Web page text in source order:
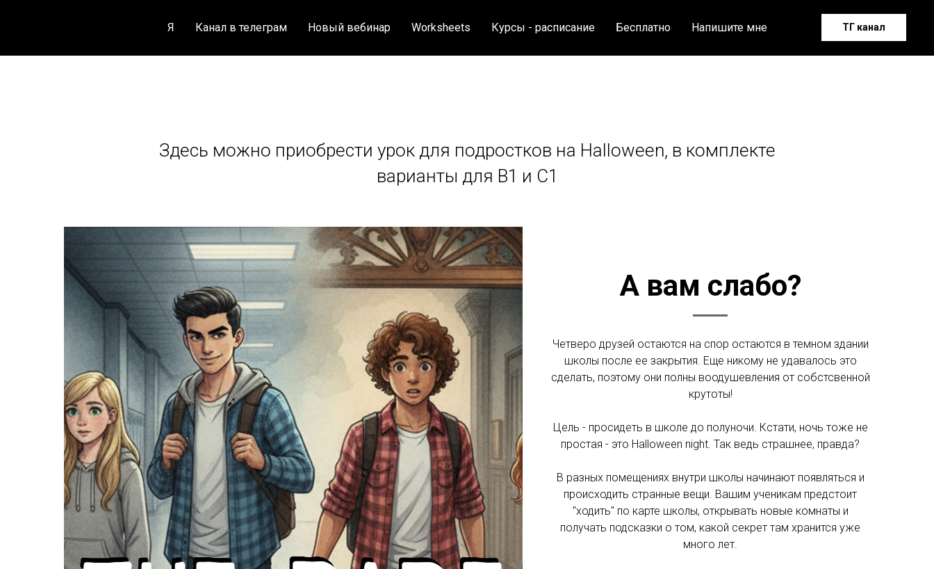
Я Канал в телеграм Новый вебинар Worksheets Курсы - расписание Бесплатно Напишите мне ТГ канал
Здесь можно приобрести урок для подростков на Halloween, в комплекте
варианты для B1 и C1
А вам слабо?
Четверо друзей остаются на спор остаются в темном здании
школы после ее закрытия. Еще никому не удавалось это
сделать, поэтому они полны воодушевления от собстсвенной
крутоты!
Цель - просидеть в школе до полуночи. Кстати, ночь тоже не
простая - это Halloween night. Так ведь страшнее, правда?
В разных помещениях внутри школы начинают появляться и
происходить странные вещи. Вашим ученикам предстоит
"ходить" по карте школы, открывать новые комнаты и
получать подсказки о том, какой секрет там хранится уже
много лет.